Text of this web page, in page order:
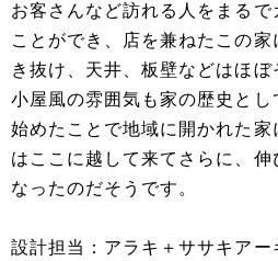
お客さんなど訪れる人をまる
ことができ、店を兼ねたこの
き抜け、天井、板壁などはほ
小屋風の雰囲気も家の歴史と
始めたことで地域に開かれた家
はここに越して来てさらに、
なったのだそうです。
設計担当：アラキ＋ササキア